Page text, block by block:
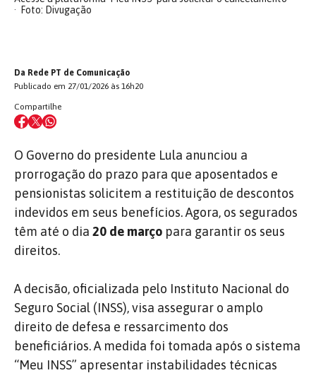
Foto: Divugação
Da Rede PT de Comunicação
Publicado em 27/01/2026 às 16h20
Compartilhe
O Governo do presidente Lula anunciou a
prorrogação do prazo para que aposentados e
pensionistas solicitem a restituição de descontos
indevidos em seus benefícios. Agora, os segurados
têm até o dia 20 de março para garantir os seus
direitos.
A decisão, oficializada pelo Instituto Nacional do
Seguro Social (INSS), visa assegurar o amplo
direito de defesa e ressarcimento dos
beneficiários. A medida foi tomada após o sistema
“Meu INSS” apresentar instabilidades técnicas